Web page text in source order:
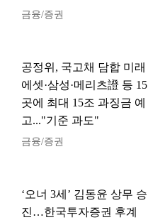
금융/증권
공정위, 국고채 담합 미래
에셋·삼성·메리츠證 등 15
곳에 최대 15조 과징금 예
고..."기준 과도"
금융/증권
‘오너 3세’ 김동윤 상무 승
진…한국투자증권 후계